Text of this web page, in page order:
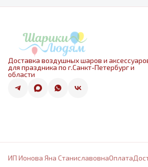
Доставка воздушных шаров и
для праздника по г.Санкт-Петербург и
области
ИП Ионова Яна СтаниславовнаОплата